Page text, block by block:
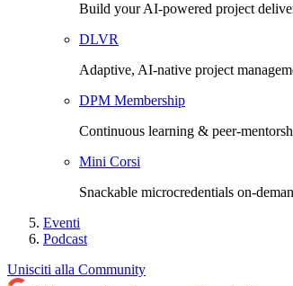
Build your AI-powered project
DLVR
Adaptive, AI-native project
DPM Membership
Continuous learning & peer-
Mini Corsi
Snackable microcredentials on-
Eventi
Podcast
Unisciti alla Community